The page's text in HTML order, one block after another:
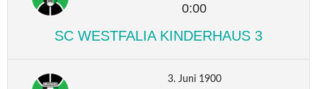
0:00
SC WESTFALIA KINDERHAUS 3
3. Juni 1900